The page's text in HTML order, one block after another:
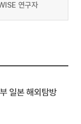
연구자
일본 해외탐방